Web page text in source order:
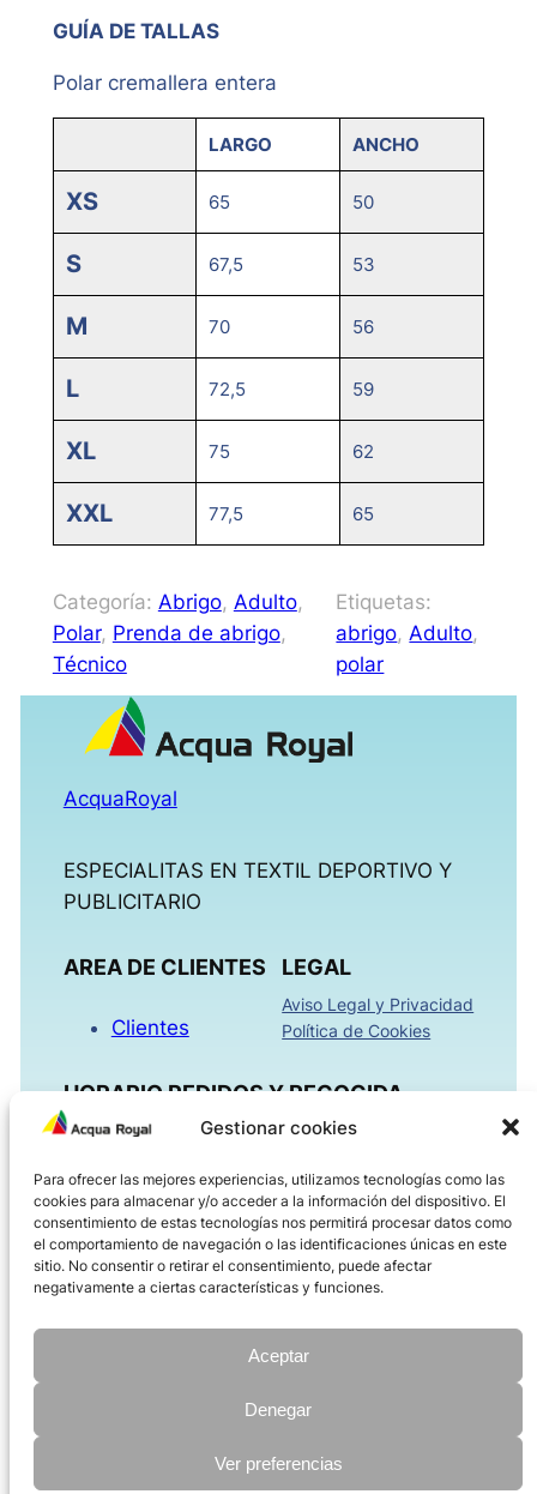
Gestionar cookies
Para ofrecer las mejores experiencias, utilizamos tecnologías como las
cookies para almacenar y/o acceder a la información del dispositivo. El
consentimiento de estas tecnologías nos permitirá procesar datos como
el comportamiento de navegación o las identificaciones únicas en este
sitio. No consentir o retirar el consentimiento, puede afectar
negativamente a ciertas características y funciones.
Aceptar
Denegar
Ver preferencias
GUÍA DE TALLAS
Polar cremallera entera
LARGO ANCHO
XS 65 50
S 67,5 53
M 70 56
L 72,5 59
XL 75 62
XXL 77,5 65
Categoría: Abrigo, Adulto
Polar, Prenda de abrigo
Técnico
Etiquetas:
abrigo, Adulto
polar
AcquaRoyal
ESPECIALITAS EN TEXTIL DEPORTIVO Y
PUBLICITARIO
AREA DE CLIENTES
Clientes
LEGAL
Aviso Legal y Privacidad
Política de Cookies
HORARIO PEDIDOS Y RECOGIDA
Tardes 16:00h – 18:30h
Viernes 08:00h – 14:00h
ACQUAROYAL.COM
2026 Import Reclam all rights reserved | Diseñado por